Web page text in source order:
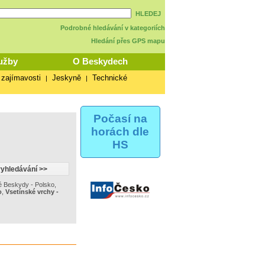
HLEDEJ
Podrobné hledávání v kategoriích
Hledání přes GPS mapu
O Beskydech
| Jeskyně |
Technické
Počasí na
horách dle
HS
Beskydy - Polsko,
, Vsetínské vrchy -